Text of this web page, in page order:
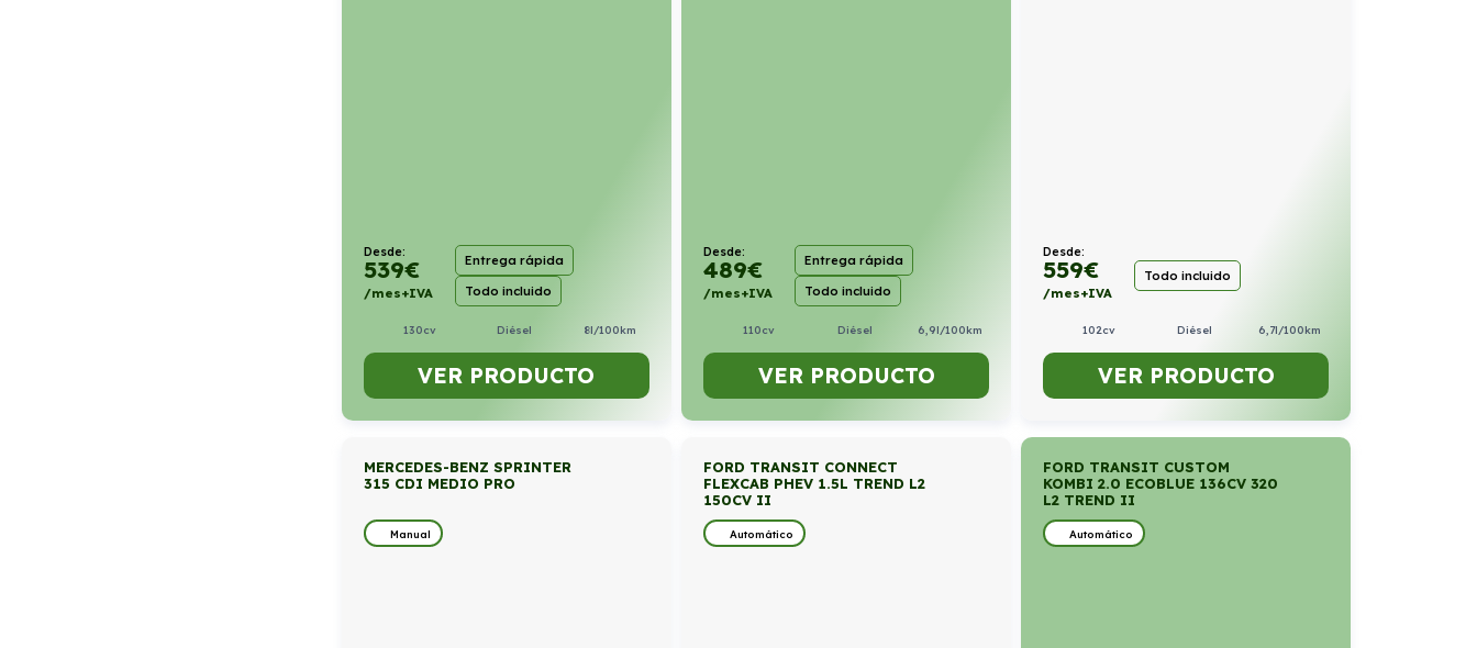
Desde:
539€
/mes+IVA
Entrega rápida
Todo incluido
130cv Diésel 8l/100km
VER PRODUCTO
Desde:
489€
/mes+IVA
Entrega rápida
Todo incluido
110cv Diésel 6,9l/100km
VER PRODUCTO
Desde:
559€
/mes+IVA
Todo incluido
102cv Diésel 6,7l/100km
VER PRODUCTO
MERCEDES-BENZ SPRINTER
315 CDI MEDIO PRO
Manual
FORD TRANSIT CONNECT
FLEXCAB PHEV 1.5L TREND L2
150CV II
Automático
FORD TRANSIT CUSTOM
KOMBI 2.0 ECOBLUE 136CV 320
L2 TREND II
Automático